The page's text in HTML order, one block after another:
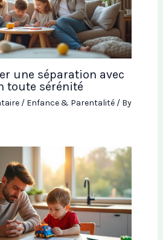
une séparation avec
toute sérénité
/ Enfance & Parentalité/ By